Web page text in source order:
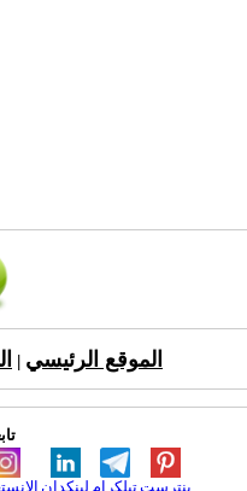
الموقع الرئيسي
لينكدإن تيلكرامبنترست